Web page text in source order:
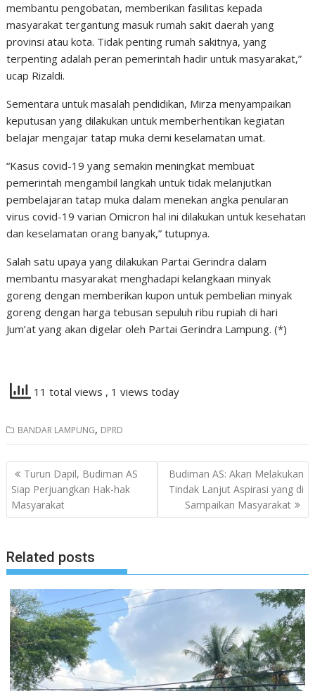
membantu pengobatan, memberikan fasilitas kepada
masyarakat tergantung masuk rumah sakit daerah yang
provinsi atau kota. Tidak penting rumah sakitnya, yang
terpenting adalah peran pemerintah hadir untuk masyarakat,”
ucap Rizaldi.
Sementara untuk masalah pendidikan, Mirza menyampaikan
keputusan yang dilakukan untuk memberhentikan kegiatan
belajar mengajar tatap muka demi keselamatan umat.
“Kasus covid-19 yang semakin meningkat membuat
pemerintah mengambil langkah untuk tidak melanjutkan
pembelajaran tatap muka dalam menekan angka penularan
virus covid-19 varian Omicron hal ini dilakukan untuk kesehatan
dan keselamatan orang banyak,” tutupnya.
Salah satu upaya yang dilakukan Partai Gerindra dalam
membantu masyarakat menghadapi kelangkaan minyak
goreng dengan memberikan kupon untuk pembelian minyak
goreng dengan harga tebusan sepuluh ribu rupiah di hari
Jum’at yang akan digelar oleh Partai Gerindra Lampung. (*)
11 total views , 1 views today
BANDAR LAMPUNG, DPRD
Navigasi
pos
Turun Dapil, Budiman AS
Siap Perjuangkan Hak-hak
Masyarakat
Budiman AS: Akan Melakukan
Tindak Lanjut Aspirasi yang di
Sampaikan Masyarakat
Related posts